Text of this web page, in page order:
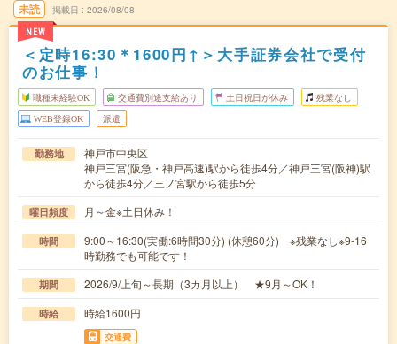
未読
NEW
掲載日 2026/08/08
＜定時16:30＊1600円↑＞大手証券会社で受付
のお仕事！
職種未経験OK 交通費別途支給あり 土日祝日が休み 残業なし
WEB登録OK 派遣
勤務地
神戸市中央区
神戸三宮(阪急・神戸高速)駅から徒歩4分／神戸三宮(阪神)駅
から徒歩4分／三ノ宮駅から徒歩5分
曜日頻度 月～金※土日休み！
時間
9:00～16:30(実働:6時間30分) (休憩60分) ※残業なし※9-16
時勤務でも可能です！
期間 2026/9/上旬～長期（3カ月以上） ★9月～OK！
時給 時給1600円
交通費